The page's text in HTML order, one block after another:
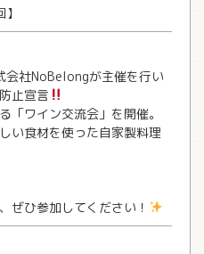
会社NoBelongが主催を行い
止宣言
「ワイン交流会」を開催。
い食材を使った自家製料理
ぜひ参加してください！